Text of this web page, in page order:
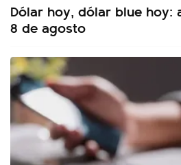
Dólar hoy, dólar blue hoy:
8 de agosto